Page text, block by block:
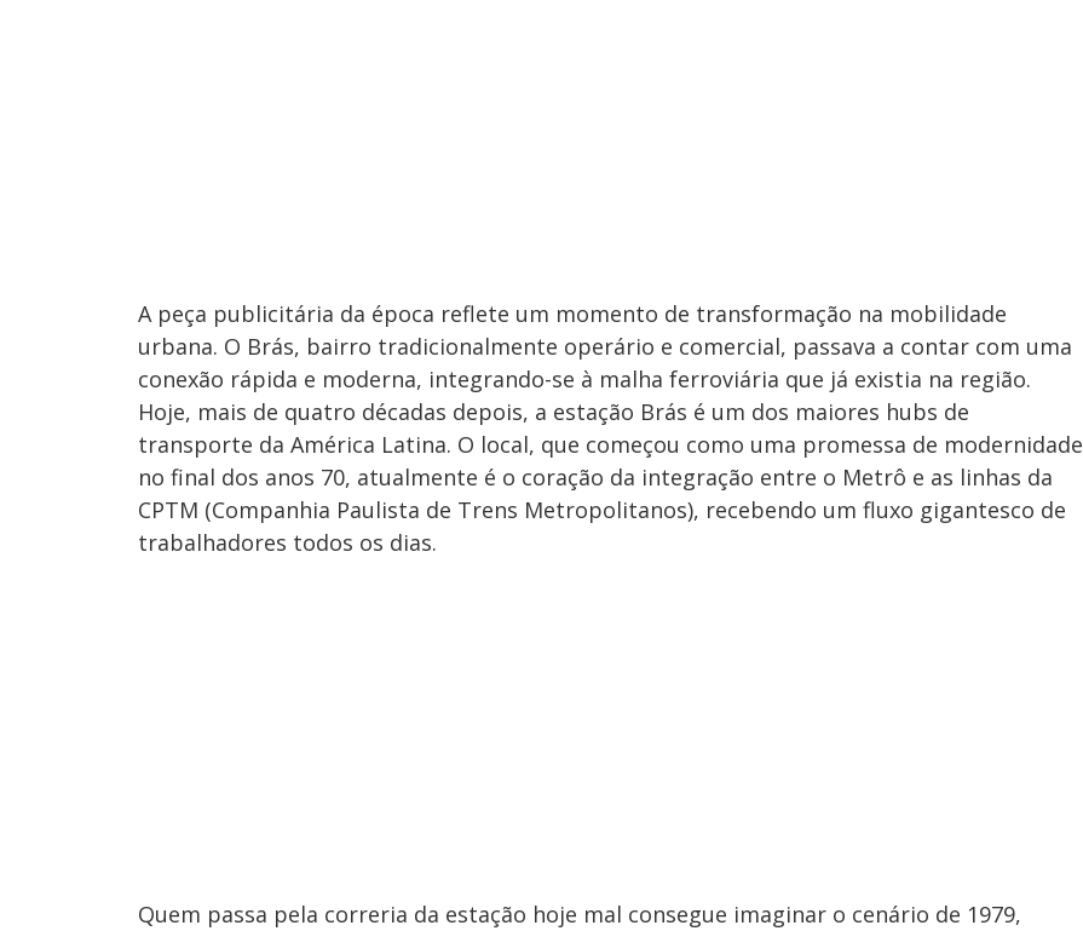
​A peça publicitária da época reflete um momento de transformação na mobilidade
urbana. O Brás, bairro tradicionalmente operário e comercial, passava a contar com uma
conexão rápida e moderna, integrando-se à malha ferroviária que já existia na região.
​Hoje, mais de quatro décadas depois, a estação Brás é um dos maiores hubs de
transporte da América Latina. O local, que começou como uma promessa de modernidade
no final dos anos 70, atualmente é o coração da integração entre o Metrô e as linhas da
CPTM (Companhia Paulista de Trens Metropolitanos), recebendo um fluxo gigantesco de
trabalhadores todos os dias.
​Quem passa pela correria da estação hoje mal consegue imaginar o cenário de 1979,